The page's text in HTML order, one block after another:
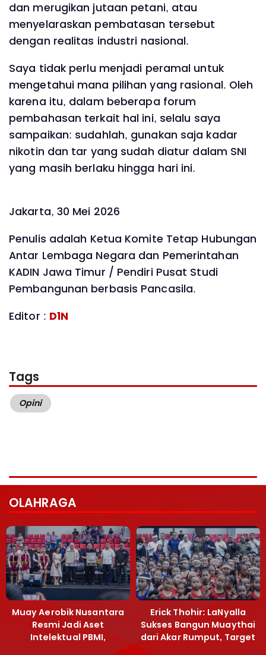
dan merugikan jutaan petani, atau
menyelaraskan pembatasan tersebut
dengan realitas industri nasional.
Saya tidak perlu menjadi peramal untuk
mengetahui mana pilihan yang rasional. Oleh
karena itu, dalam beberapa forum
pembahasan terkait hal ini, selalu saya
sampaikan: sudahlah, gunakan saja kadar
nikotin dan tar yang sudah diatur dalam SNI
yang masih berlaku hingga hari ini.
Jakarta, 30 Mei 2026
Penulis adalah Ketua Komite Tetap Hubungan
Antar Lembaga Negara dan Pemerintahan
KADIN Jawa Timur / Pendiri Pusat Studi
Pembangunan berbasis Pancasila.
Editor : D1N
Tags
Opini
OLAHRAGA
Muay Aerobik Nusantara
Resmi Jadi Aset
Intelektual PBMI,
Erick Thohir: LaNyalla
Sukses Bangun Muaythai
dari Akar Rumput, Target